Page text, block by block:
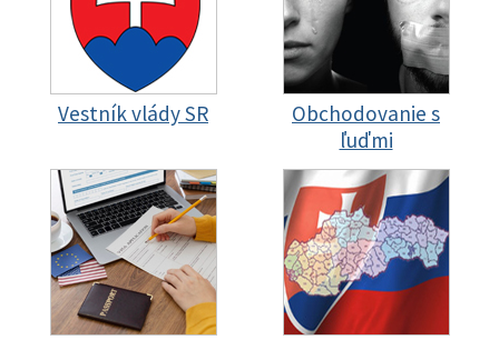
Vestník vlády SR
Obchodovanie s
ľuďmi